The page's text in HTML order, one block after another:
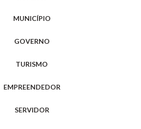
MUNICÍPIO
GOVERNO
TURISMO
EMPREENDEDOR
SERVIDOR